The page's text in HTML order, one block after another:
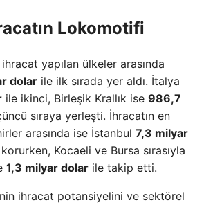
Lokomotifi
yapılan ülkeler arasında
dolar ile ilk sırada yer aldı. İtalya
ile ikinci, Birleşik Krallık ise 986,7
sıraya yerleşti. İhracatın en
arasında ise İstanbul 7,3 milyar
Kocaeli ve Bursa sırasıyla
1,3 milyar dolar ile takip etti.
ihracat potansiyelini ve sektörel